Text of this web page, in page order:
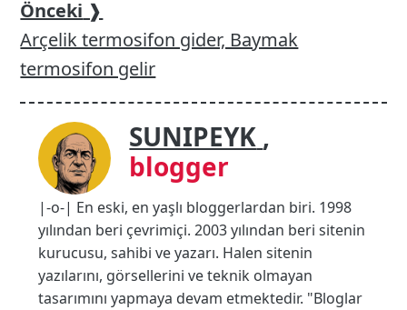
Önceki ❱
Arçelik termosifon gider, Baymak
termosifon gelir
SUNIPEYK ,
blogger
|-o-| En eski, en yaşlı bloggerlardan biri. 1998
yılından beri çevrimiçi. 2003 yılından beri sitenin
kurucusu, sahibi ve yazarı. Halen sitenin
yazılarını, görsellerini ve teknik olmayan
tasarımını yapmaya devam etmektedir. "Bloglar